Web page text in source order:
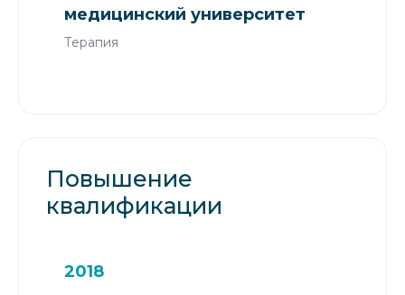
медицинский университет
Терапия
Повышение
квалификации
2018